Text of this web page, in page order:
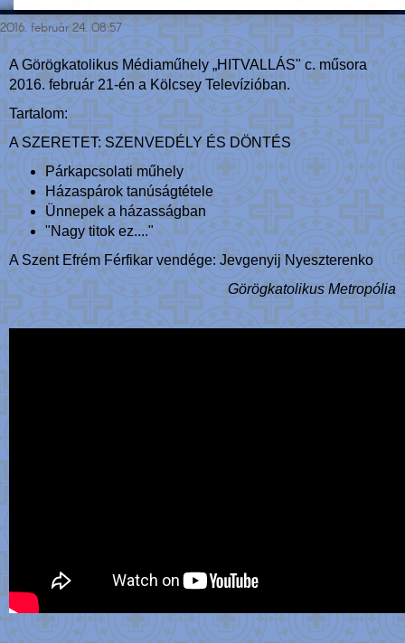
2016. február 24. 08:57
A Görögkatolikus Médiaműhely „HITVALLÁS" c. műsora
2016. február 21-én a Kölcsey Televízióban.
Tartalom:
A SZERETET: SZENVEDÉLY ÉS DÖNTÉS
Párkapcsolati műhely
Házaspárok tanúságtétele
Ünnepek a házasságban
"Nagy titok ez...."
A Szent Efrém Férfikar vendége: Jevgenyij Nyeszterenko
Görögkatolikus Metropólia